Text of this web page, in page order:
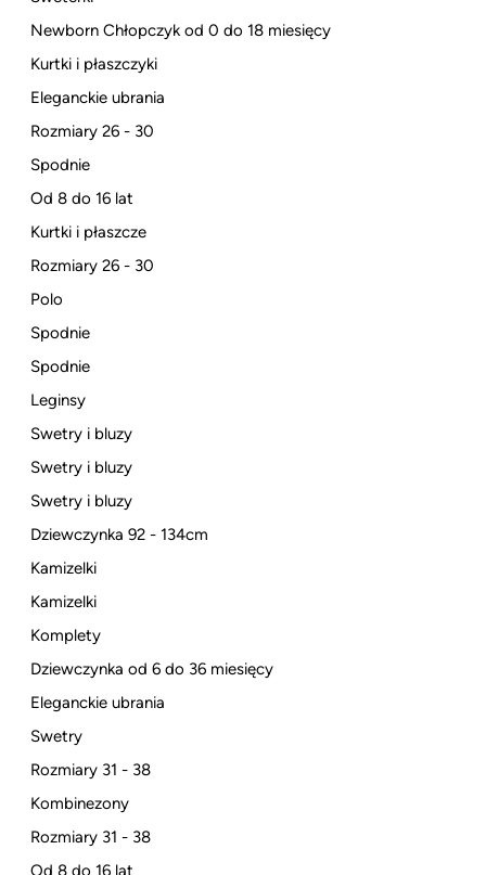
Newborn Chłopczyk od 0 do 18 miesięcy
Kurtki i płaszczyki
Eleganckie ubrania
Rozmiary 26 - 30
Spodnie
Od 8 do 16 lat
Kurtki i płaszcze
Rozmiary 26 - 30
Polo
Spodnie
Spodnie
Leginsy
Swetry i bluzy
Swetry i bluzy
Swetry i bluzy
Dziewczynka 92 - 134cm
Kamizelki
Kamizelki
Komplety
Dziewczynka od 6 do 36 miesięcy
Eleganckie ubrania
Swetry
Rozmiary 31 - 38
Kombinezony
Rozmiary 31 - 38
Od 8 do 16 lat